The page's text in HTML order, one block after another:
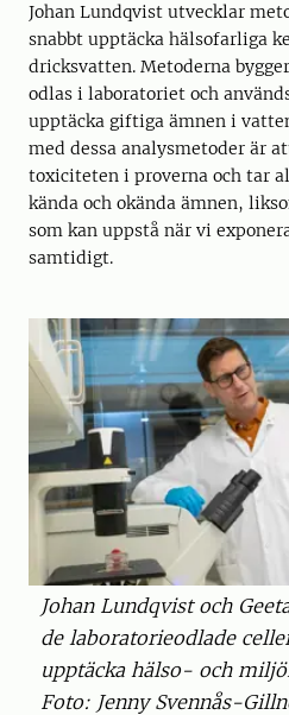
Johan Lundqvist utvecklar
snabbt upptäcka hälsofarliga
dricksvatten. Metoderna
odlas i laboratoriet och
upptäcka giftiga ämnen i
med dessa analysmetoder är
toxiciteten i proverna och tar
kända och okända ämnen,
som kan uppstå när vi
samtidigt.
Johan Lundqvist och
de laboratorieodlade
upptäcka hälso- och
Foto: Jenny Svennås-